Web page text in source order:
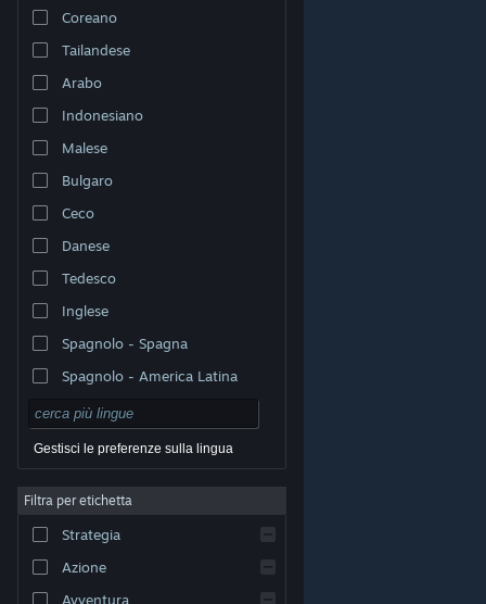
Ottieni l'app mobile di Steam
Visualizza il sito web per desktop
appartengono ai rispettivi proprietari negli Stati Uniti e
legali|
Steam| Rimborsi|
Coreano
Tailandese
Arabo
Indonesiano
Malese
Bulgaro
Ceco
Danese
Tedesco
Inglese
Spagnolo - Spagna
Spagnolo - America Latina
Gestisci le preferenze sulla lingua
Filtra per etichetta
Strategia
Azione
Avventura